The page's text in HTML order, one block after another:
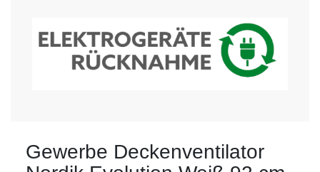
Gewerbe Deckenventilator